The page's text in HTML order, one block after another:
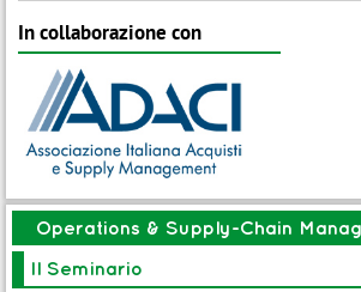
In collaborazione con
Operations & Supply-Chain
Il Seminario